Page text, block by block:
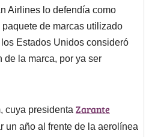
Airlines lo defendía como
de marcas utilizado
Estados Unidos consideró
de la marca, por ya ser
cuya presidenta Zarante
un año al frente de la aerolínea